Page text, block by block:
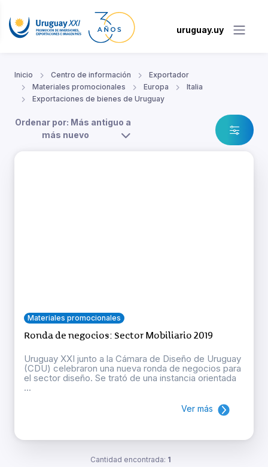
uruguay.uy
Inicio Centro de información
Exportador
Materiales promocionales
Europa
Italia
Exportaciones de bienes de Uruguay
Ordenar por: Más antiguo a
más nuevo
Materiales promocionales
Ronda de negocios: Sector Mobiliario 2019
Uruguay XXI junto a la Cámara de Diseño de Uruguay
(CDU) celebraron una nueva ronda de negocios para
el sector diseño. Se trató de una instancia orientada
...
Ver más
Cantidad encontrada: 1